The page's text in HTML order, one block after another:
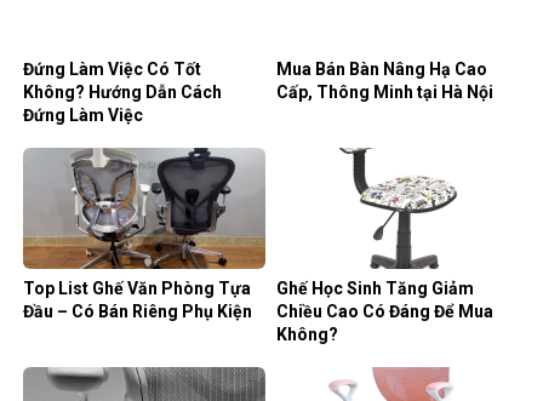
Đứng Làm Việc Có Tốt
Không? Hướng Dẫn Cách
Đứng Làm Việc
Mua Bán Bàn Nâng Hạ Cao
Cấp, Thông Minh tại Hà Nội
Top List Ghế Văn Phòng Tựa
Đầu – Có Bán Riêng Phụ Kiện
Ghế Học Sinh Tăng Giảm
Chiều Cao Có Đáng Để Mua
Không?